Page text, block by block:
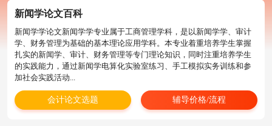
新闻学论文百科
新闻学学论文新闻学学专业属于工商管理学科，是以新闻学学、审计
学、财务管理为基础的基本理论应用学科。本专业着重培养学生掌握
扎实的新闻学、审计、财务管理等专门理论知识，同时注重培养学生
的实践能力，通过新闻学电算化实验室练习、手工模拟实务训练和参
加社会实践活动...
会计论文选题 辅导价格/流程